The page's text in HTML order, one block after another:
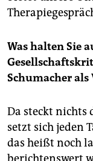
Was halten Sie
Schumacher
Da steckt nichts
setzt sich jeden
das heißt noch